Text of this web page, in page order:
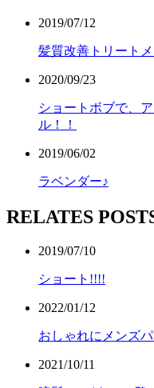
2019/07/12
髪質改善トリート
2020/09/23
ショートボブで、
ル！！
2019/06/02
ラベンダー♪
RELATES
2019/07/10
ショート!!!!
2022/01/12
おしゃれにメンズ
2021/10/11